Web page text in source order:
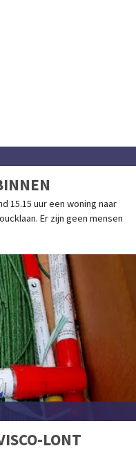
15.15 uur een woning naar
Er zijn geen mensen
LONT